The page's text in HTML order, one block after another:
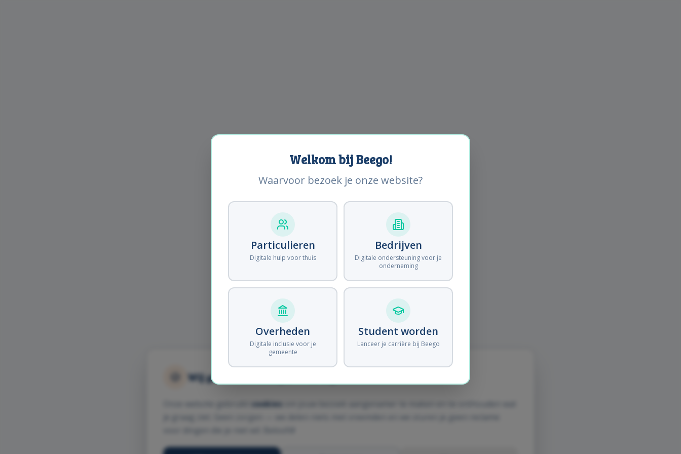
🍪 Wij gebruiken koekjes — de digitale soort
cookies
Welkom bij Beego!
Waarvoor bezoek je onze website?
Particulieren
Digitale hulp voor thuis
Bedrijven
Digitale ondersteuning voor je
onderneming
Overheden
Digitale inclusie voor je
gemeente
Student worden
Lanceer je carrière bij Beego
Artikel niet gevonden.
← Terug naar artikels